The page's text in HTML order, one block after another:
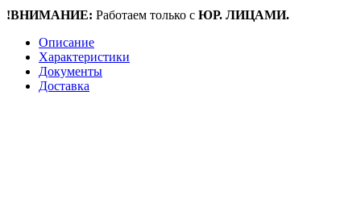
!ВНИМАНИЕ: Работаем только с ЮР. ЛИЦАМИ.
Описание
Характеристики
Документы
Доставка